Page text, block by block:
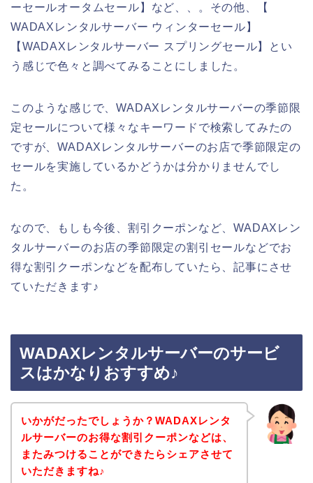
ーセールオータムセール】など、、。その他、【
WADAXレンタルサーバー ウィンターセール】
【WADAXレンタルサーバー スプリングセール】とい
う感じで色々と調べてみることにしました。
このような感じで、WADAXレンタルサーバーの季節限
定セールについて様々なキーワードで検索してみたの
ですが、WADAXレンタルサーバーのお店で季節限定の
セールを実施しているかどうかは分かりませんでし
た。
なので、もしも今後、割引クーポンなど、WADAXレン
タルサーバーのお店の季節限定の割引セールなどでお
得な割引クーポンなどを配布していたら、記事にさせ
ていただきます♪
WADAXレンタルサーバーのサービ
スはかなりおすすめ♪
いかがだったでしょうか？WADAXレンタ
ルサーバーのお得な割引クーポンなどは、
またみつけることができたらシェアさせて
いただきますね♪